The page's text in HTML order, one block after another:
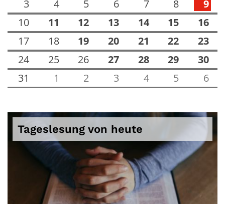
3 4 5 6 7 8
9
10
11 12 13 14 15
16
17
18 19 20 21 22
23
24
25 26 27 28 29
30
31
1 2 3 4 5 6
Tageslesung von heute